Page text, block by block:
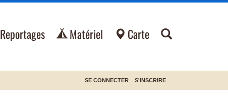
Reportages Matériel Carte
SE CONNECTER S'INSCRIRE